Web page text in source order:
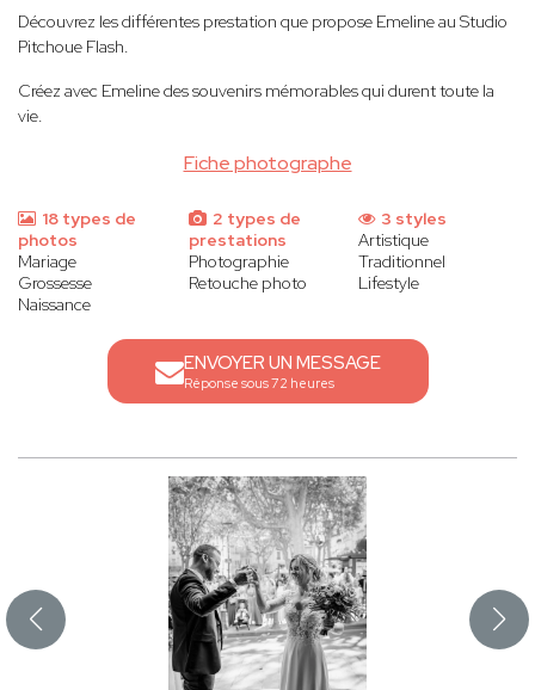
Fiche photographe
Découvrez les différentes prestation que propose Emeline au Studio
Pitchoue Flash.
Créez avec Emeline des souvenirs mémorables qui durent toute la
vie.
18 types de
photos
Mariage
Grossesse
Naissance
2 types de
prestations
Photographie
Retouche photo
3 styles
Artistique
Traditionnel
Lifestyle
ENVOYER UN MESSAGE
Réponse sous 72 heures